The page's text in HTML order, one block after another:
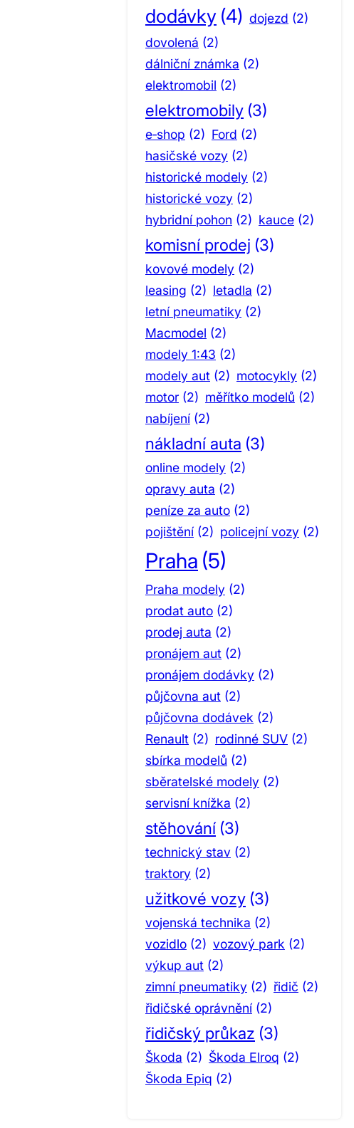
dodávky (4) dojezd (2)
dovolená (2)
dálniční známka (2)
elektromobil (2)
elektromobily (3)
e‑shop (2) Ford (2)
hasičské vozy (2)
historické modely (2)
historické vozy (2)
hybridní pohon (2) kauce (2)
komisní prodej (3)
kovové modely (2)
leasing (2) letadla (2)
letní pneumatiky (2)
Macmodel (2)
modely 1:43 (2)
modely aut (2) motocykly (2)
motor (2) měřítko modelů (2)
nabíjení (2)
nákladní auta (3)
online modely (2)
opravy auta (2)
peníze za auto (2)
pojištění (2) policejní vozy (2)
Praha (5)
Praha modely (2)
prodat auto (2)
prodej auta (2)
pronájem aut (2)
pronájem dodávky (2)
půjčovna aut (2)
půjčovna dodávek (2)
Renault (2) rodinné SUV (2)
sbírka modelů (2)
sběratelské modely (2)
servisní knížka (2)
stěhování (3)
technický stav (2)
traktory (2)
užitkové vozy (3)
vojenská technika (2)
vozidlo (2) vozový park (2)
výkup aut (2)
zimní pneumatiky (2) řidič (2)
řidičské oprávnění (2)
řidičský průkaz (3)
Škoda (2) Škoda Elroq (2)
Škoda Epiq (2)